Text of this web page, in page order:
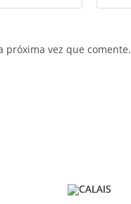
próxima vez que comente.